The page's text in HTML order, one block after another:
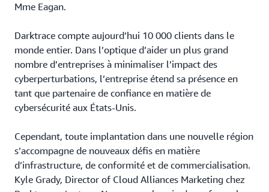
Mme Eagan.
Darktrace compte aujourd’hui 10 000 clients dans le
monde entier. Dans l’optique d’aider un plus grand
nombre d’entreprises à minimaliser l’impact des
cyberperturbations, l’entreprise étend sa présence en
tant que partenaire de confiance en matière de
cybersécurité aux États-Unis.
Cependant, toute implantation dans une nouvelle région
s’accompagne de nouveaux défis en matière
d’infrastructure, de conformité et de commercialisation.
Kyle Grady, Director of Cloud Alliances Marketing chez